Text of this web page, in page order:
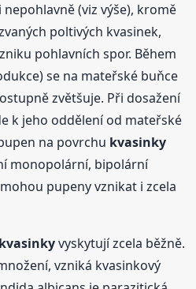
(viz výše), kromě
poltivých kvasinek,
pohlavních spor. Během
se na mateřské buňce
zvětšuje. Při dosažení
k jeho oddělení od mateřské
na povrchu kvasinky
monopolární, bipolární
pupeny vznikat i zcela
kvasinkyvyskytují zcela běžně.
vzniká kvasinkový